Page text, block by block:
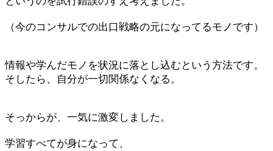
（今のコンサルでの出口戦略の元になってるモノです）
情報や学んだモノを状況に落とし込むという方法です。
そしたら、自分が一切関係なくなる。
そっからが、一気に激変しました。
学習すべてが身になって、